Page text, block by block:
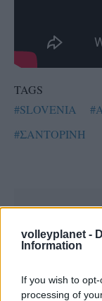
volleyplanet -
Information
If you wish to
processing of
TAGS
#SLOVENIA
#ΣΑΝΤΟΡΙΝΗ